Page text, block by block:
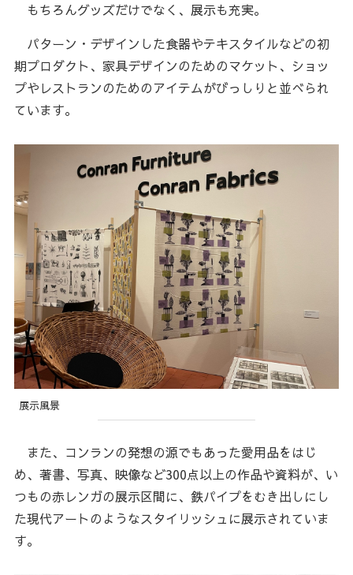
もちろんグッズだけでなく、展示も充実。
パターン・デザインした食器やテキスタイルなどの初
期プロダクト、家具デザインのためのマケット、ショッ
プやレストランのためのアイテムがびっしりと並べられ
ています。
展示風景
また、コンランの発想の源でもあった愛用品をはじ
め、著書、写真、映像など300点以上の作品や資料が、い
つもの赤レンガの展示区間に、鉄パイプをむき出しにし
た現代アートのようなスタイリッシュに展示されていま
す。